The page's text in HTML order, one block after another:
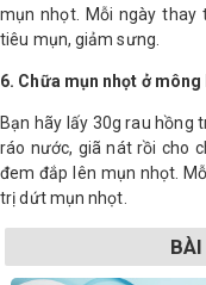
mụn nhọt. Mỗi ngày thay
tiêu mụn, giảm sưng.
6. Chữa mụn nhọt ở
Bạn hãy lấy 30g rau hồng
ráo nước, giã nát rồi cho
đem đắp lên mụn nhọt.
trị dứt mụn nhọt.